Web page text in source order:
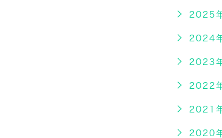
2025
2024
2023
2022
2021
2020